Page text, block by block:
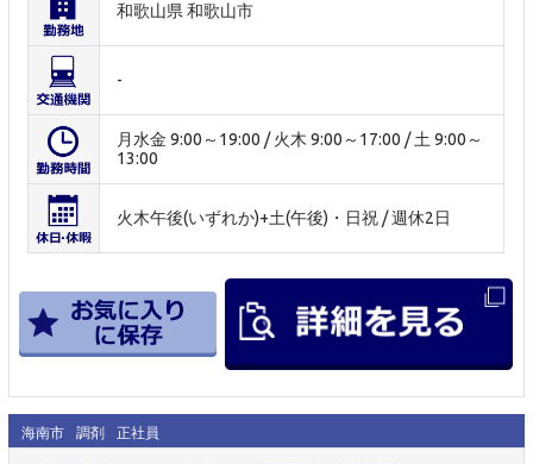
和歌山県 和歌山市
-
月水金 9:00～19:00 / 火木 9:00～17:00 / 土 9:00～
13:00
火木午後(いずれか)+土(午後)・日祝 / 週休2日
海南市 調剤 正社員